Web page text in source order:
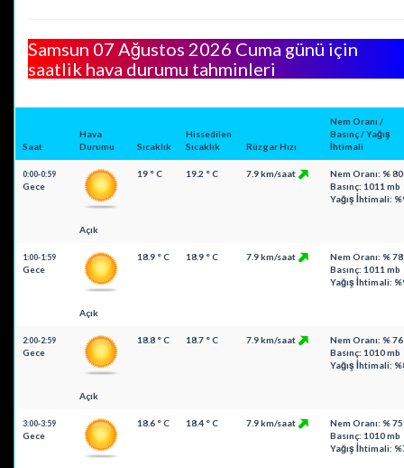
Samsun 07 Ağustos 2026 Cuma günü için
saatlik hava durumu tahminleri
Saat
Hava
Durumu
Sıcaklık
Hissedilen
Sıcaklık
Rüzgar Hızı
Nem Oranı /
Basınç / Yağış
İhtimali
0:00-0:59
Gece
Açık
19 ° C 19.2 ° C 7.9 km/saat
Nem Oranı: % 80
Basınç: 1011 mb
Yağış İhtimali:
1:00-1:59
Gece
Açık
18.9 ° C 18.9 ° C 7.9 km/saat
Nem Oranı: % 78
Basınç: 1011 mb
Yağış İhtimali:
2:00-2:59
Gece
Açık
18.8 ° C 18.7 ° C 7.9 km/saat
Nem Oranı: % 76
Basınç: 1010 mb
Yağış İhtimali:
3:00-3:59
Gece
18.6 ° C 18.4 ° C 7.9 km/saat
Nem Oranı: % 75
Basınç: 1010 mb
Yağış İhtimali: